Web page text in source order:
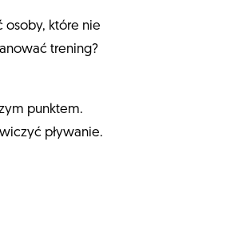
osoby, które nie
trening?
punktem.
pływanie.